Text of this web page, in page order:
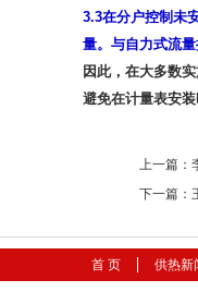
3.3在分户控制未
量。与自力式流
因此，在大多数
避免在计量表安
上一篇：
下一篇：
首 页 供热新